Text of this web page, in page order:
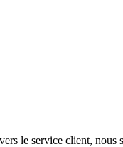
le service client, nous